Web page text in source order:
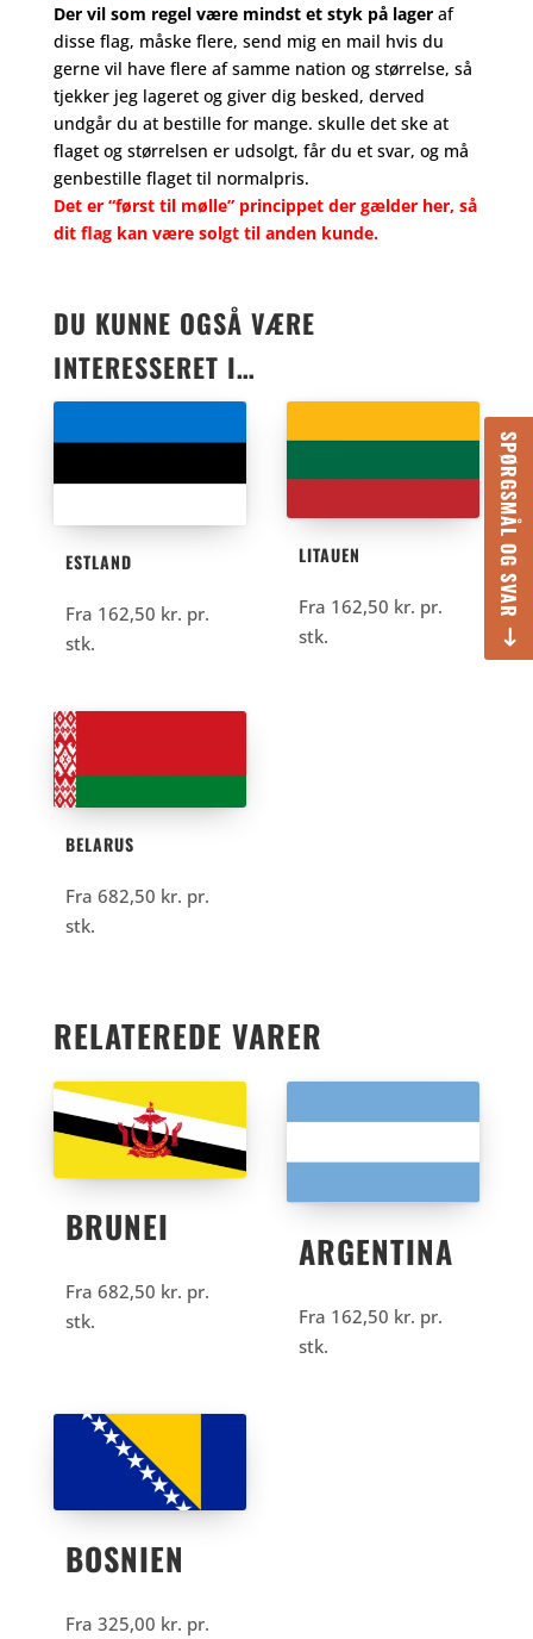
SPØRGSMÅL OG SVAR
Der vil som regel være mindst et styk på lageraf
disse flag, måske flere, send mig en mail hvis du
gerne vil have flere af samme nation og størrelse, så
tjekker jeg lageret og giver dig besked, derved
undgår du at bestille for mange. skulle det ske at
flaget og størrelsen er udsolgt, får du et svar, og må
genbestille flaget til normalpris.
Det er “først til mølle” princippet der gælder her, så
dit flag kan være solgt til anden kunde.
DU KUNNE OGSÅ VÆRE
INTERESSERET I…
ESTLAND
Fra 162,50 kr. pr.
stk.
LITAUEN
Fra 162,50 kr. pr.
stk.
BELARUS
Fra 682,50 kr. pr.
stk.
RELATEREDE VARER
BRUNEI
Fra 682,50 kr. pr.
stk.
ARGENTINA
Fra 162,50 kr. pr.
stk.
BOSNIEN
Fra 325,00 kr. pr.